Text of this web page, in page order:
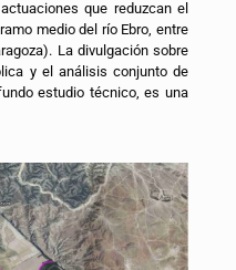
que reduzcan el
medio del río Ebro, entre
La divulgación sobre
y el análisis conjunto de
estudio técnico, es una